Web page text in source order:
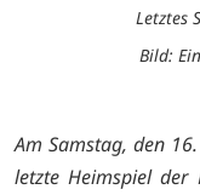
Letztes
Bild:
Am Samstag, den
letzte Heimspiel der